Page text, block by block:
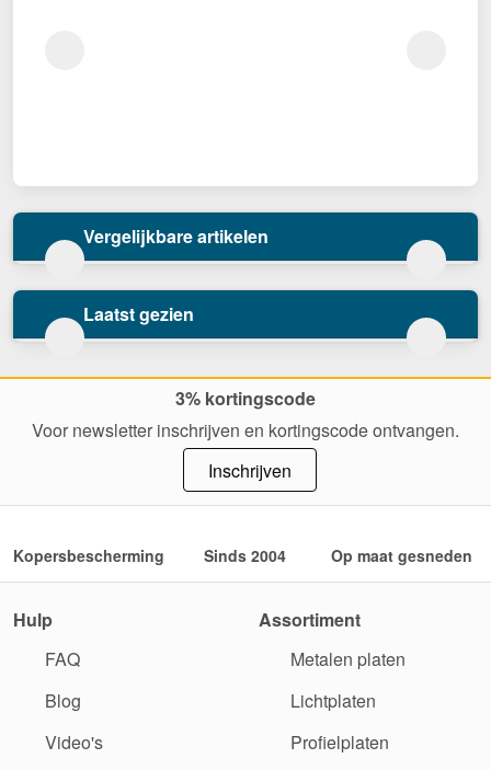
Vergelijkbare artikelen
Laatst gezien
3% kortingscode
Voor newsletter inschrijven en kortingscode ontvangen.
Inschrijven
Kopersbescherming Sinds 2004 Op maat gesneden
Hulp
FAQ
Blog
Video's
Assortiment
Metalen platen
Lichtplaten
Profielplaten